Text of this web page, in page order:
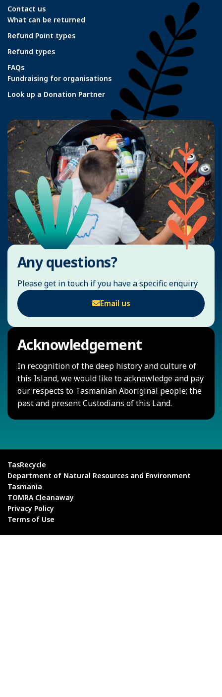
Contact us
What can be returned
Refund Point types
Refund types
FAQs
Fundraising for organisations
Look up a Donation Partner
Any questions?
Please get in touch if you have a specific enquiry
Email us
Acknowledgement
In recognition of the deep history and culture of
this Island, we would like to acknowledge and pay
our respects to Tasmanian Aboriginal people; the
past and present Custodians of this Land.
TasRecycle
Department of Natural Resources and Environment
Tasmania
TOMRA Cleanaway
Privacy Policy
Terms of Use